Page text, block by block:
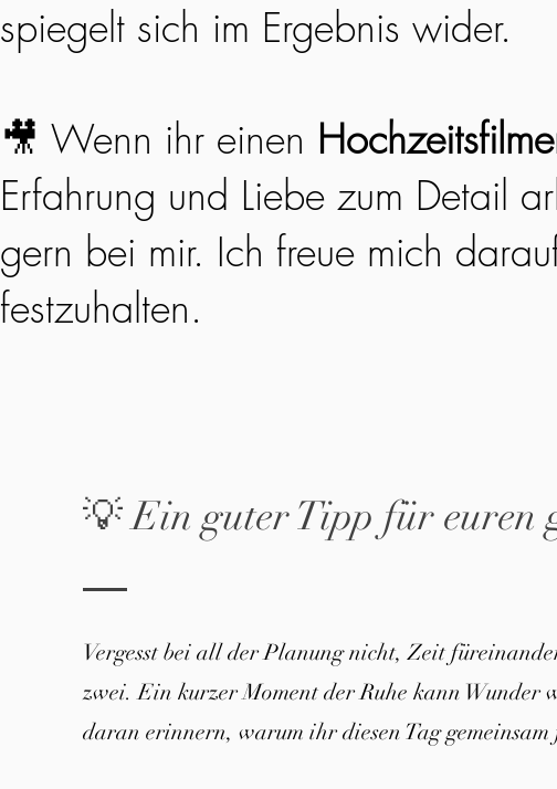
spiegelt sich im Ergebnis wider.
🎥 Wenn ihr einen
Erfahrung und Liebe zum Detail
gern bei mir. Ich freue mich
festzuhalten.
💡 Ein guter Tipp für euren
Vergesst bei all der Planung nicht, Zeit
zwei. Ein kurzer Moment der Ruhe kann Wunder
daran erinnern, warum ihr diesen Tag gemeinsam